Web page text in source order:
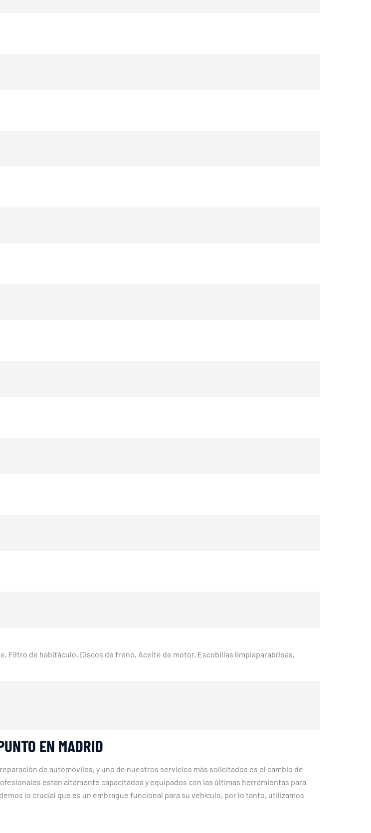
Filtro de habitáculo, Discos de freno, Aceite de motor, Escobillas limpiaparabrisas,
EN MADRID
de automóviles, y uno de nuestros servicios más solicitados es el cambio de
están altamente capacitados y equipados con las últimas herramientas para
lo crucial que es un embrague funcional para su vehículo, por lo tanto, utilizamos